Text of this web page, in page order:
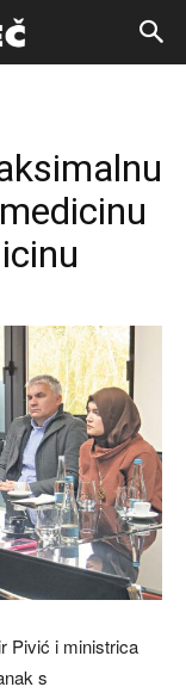
Pivić i ministrica
s